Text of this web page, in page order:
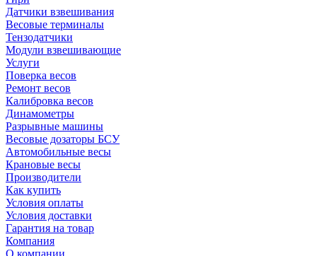
Датчики взвешивания
Весовые терминалы
Тензодатчики
Модули взвешивающие
Услуги
Поверка весов
Ремонт весов
Калибровка весов
Динамометры
Разрывные машины
Весовые дозаторы БСУ
Автомобильные весы
Крановые весы
Производители
Как купить
Условия оплаты
Условия доставки
Гарантия на товар
Компания
О компании